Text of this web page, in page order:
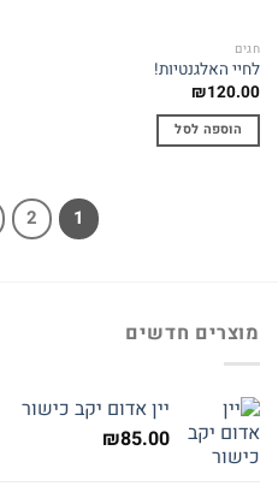
חגים
לחיי האלגנטיות!
₪120.00
הוספה לסל
1
2
מוצרים חדשים
יין אדום יקב כישור
₪85.00